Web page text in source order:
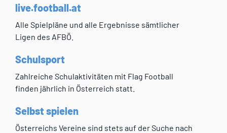
live.football.at
Alle Spielpläne und alle Ergebnisse sämtlicher
Ligen des AFBÖ.
Schulsport
Zahlreiche Schulaktivitäten mit Flag Football
finden jährlich in Österreich statt.
Selbst spielen
Österreichs Vereine sind stets auf der Suche nach